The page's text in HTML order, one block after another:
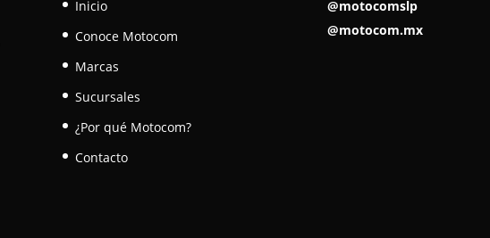
Inicio
Conoce Motocom
Marcas
Sucursales
¿Por qué Motocom?
Contacto
@motocomslp
@motocom.mx